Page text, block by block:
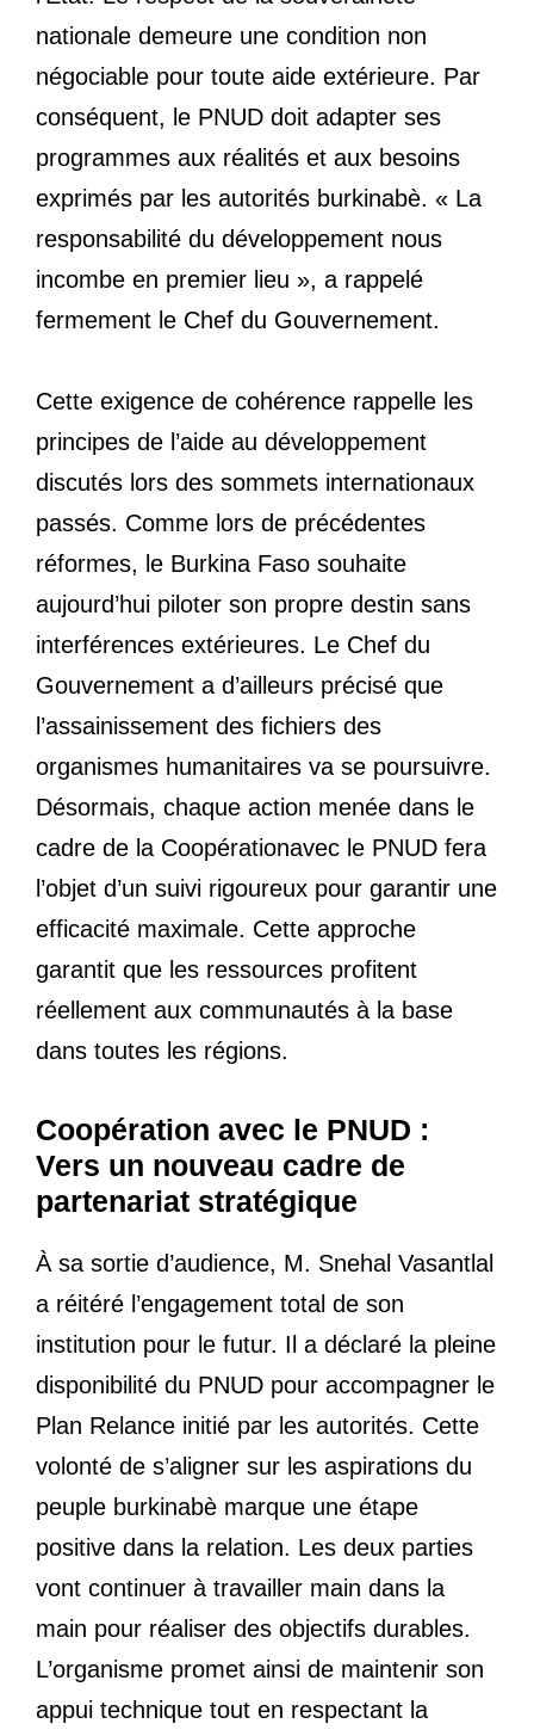
nationale demeure une condition non
négociable pour toute aide extérieure. Par
conséquent, le PNUD doit adapter ses
programmes aux réalités et aux besoins
exprimés par les autorités burkinabè. « La
responsabilité du développement nous
incombe en premier lieu », a rappelé
fermement le Chef du Gouvernement.
Cette exigence de cohérence rappelle les
principes de l’aide au développement
discutés lors des sommets internationaux
passés. Comme lors de précédentes
réformes, le Burkina Faso souhaite
aujourd’hui piloter son propre destin sans
interférences extérieures. Le Chef du
Gouvernement a d’ailleurs précisé que
l’assainissement des fichiers des
organismes humanitaires va se poursuivre.
Désormais, chaque action menée dans le
cadre de la Coopérationavec le PNUD fera
l’objet d’un suivi rigoureux pour garantir une
efficacité maximale. Cette approche
garantit que les ressources profitent
réellement aux communautés à la base
dans toutes les régions.
Coopération avec le PNUD :
Vers un nouveau cadre de
partenariat stratégique
À sa sortie d’audience, M. Snehal Vasantlal
a réitéré l’engagement total de son
institution pour le futur. Il a déclaré la pleine
disponibilité du PNUD pour accompagner le
Plan Relance initié par les autorités. Cette
volonté de s’aligner sur les aspirations du
peuple burkinabè marque une étape
positive dans la relation. Les deux parties
vont continuer à travailler main dans la
main pour réaliser des objectifs durables.
L’organisme promet ainsi de maintenir son
appui technique tout en respectant la